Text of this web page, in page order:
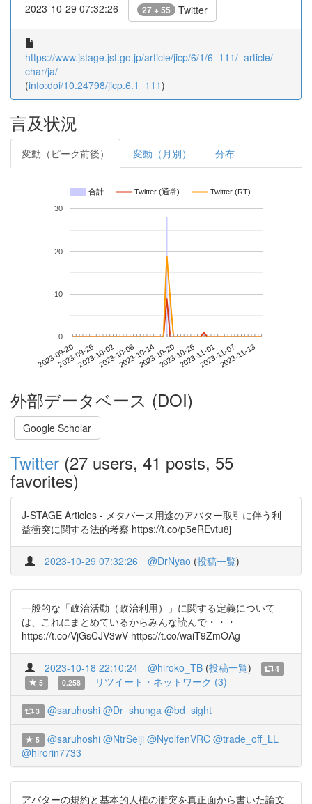
2023-10-29 07:32:26 27 + 55 Twitter
https://www.jstage.jst.go.jp/article/jicp/6/1/6_111/_article/-
char/ja/
(info:doi/10.24798/jicp.6.1_111)
言及状況
変動（ピーク前後） 変動（月別） 分布
合計 Twitter (通常) Twitter (RT)
2023-09-202023-09-262023-10-022023-10-082023-10-142023-10-202023-10-262023-11-012023-11-072023-11-13
0
10
20
30
外部データベース (DOI)
Google Scholar
Twitter (27 users, 41 posts, 55
favorites)
J-STAGE Articles - メタバース用途のアバター取引に伴う利
益衝突に関する法的考察 https://t.co/p5eREvtu8j
2023-10-29 07:32:26 @DrNyao (投稿一覧)
一般的な「政治活動（政治利用）」に関する定義について
は、これにまとめているからみんな読んで・・・
https://t.co/VjGsCJV3wV https://t.co/waiT9ZmOAg
2023-10-18 22:10:24 @hiroko_TB (投稿一覧)
4
5
0.258 リツイート・ネットワーク (3)
3 @saruhoshi @Dr_shunga @bd_sight
5 @saruhoshi @NtrSeiji @NyolfenVRC @trade_off_LL
@hirorin7733
アバターの規約と基本的人権の衝突を真正面から書いた論文